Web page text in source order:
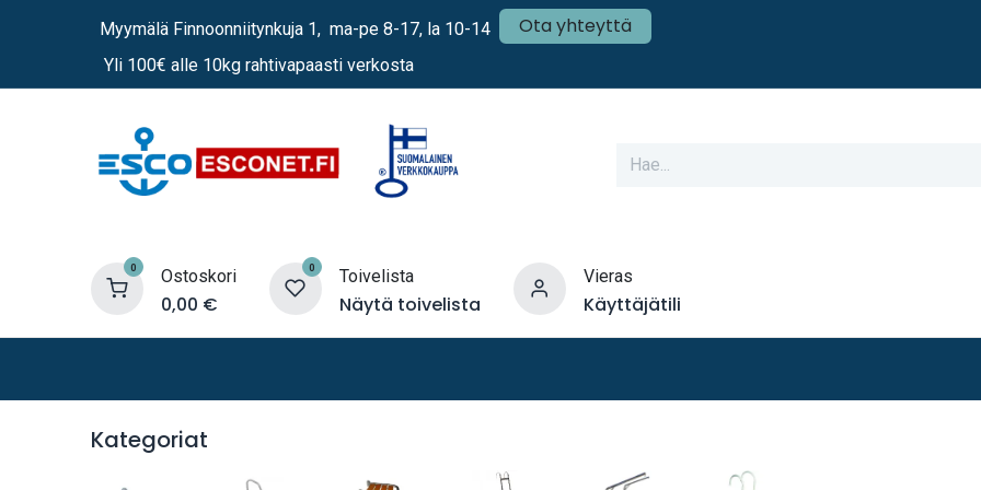
Myymälä Finnoonniitynkuja 1, ma-pe 8-17, la 10-14 Ota yhteyttä
Yli 100€ alle 10kg rahtivapaasti verkosta
0 Ostoskori
0,00 €
0 Toivelista
Näytä toivelista
Vieras
Käyttäjätili
Kategoriat